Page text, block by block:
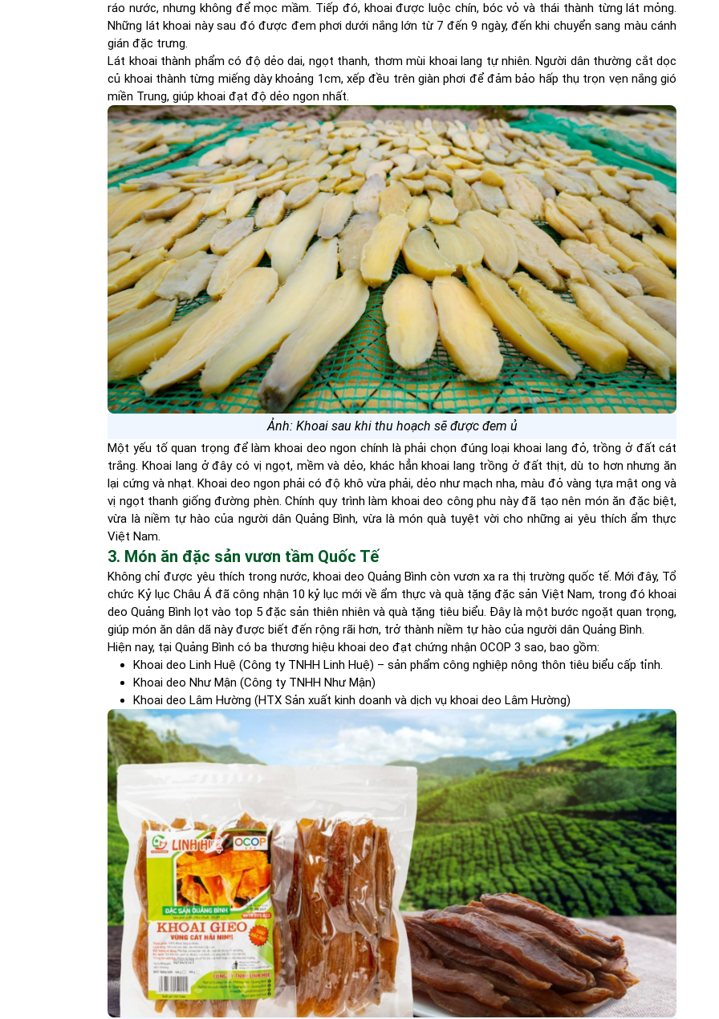
ráo nước, nhưng không để mọc mầm. Tiếp đó, khoai được luộc chín, bóc vỏ và thái thành từng lát mỏng.
Những lát khoai này sau đó được đem phơi dưới nắng lớn từ 7 đến 9 ngày, đến khi chuyển sang màu cánh
gián đặc trưng.
Lát khoai thành phẩm có độ dẻo dai, ngọt thanh, thơm mùi khoai lang tự nhiên. Người dân thường cắt dọc
củ khoai thành từng miếng dày khoảng 1cm, xếp đều trên giàn phơi để đảm bảo hấp thụ trọn vẹn nắng gió
miền Trung, giúp khoai đạt độ dẻo ngon nhất.
Ảnh: Khoai sau khi thu hoạch sẽ được đem ủ
Một yếu tố quan trọng để làm khoai deo ngon chính là phải chọn đúng loại khoai lang đỏ, trồng ở đất cát
trắng. Khoai lang ở đây có vị ngọt, mềm và dẻo, khác hẳn khoai lang trồng ở đất thịt, dù to hơn nhưng ăn
lại cứng và nhạt. Khoai deo ngon phải có độ khô vừa phải, dẻo như mạch nha, màu đỏ vàng tựa mật ong và
vị ngọt thanh giống đường phèn. Chính quy trình làm khoai deo công phu này đã tạo nên món ăn đặc biệt,
vừa là niềm tự hào của người dân Quảng Bình, vừa là món quà tuyệt vời cho những ai yêu thích ẩm thực
Việt Nam.
3. Món ăn đặc sản vươn tầm Quốc Tế
Không chỉ được yêu thích trong nước, khoai deo Quảng Bình còn vươn xa ra thị trường quốc tế. Mới đây, Tổ
chức Kỷ lục Châu Á đã công nhận 10 kỷ lục mới về ẩm thực và quà tặng đặc sản Việt Nam, trong đó khoai
deo Quảng Bình lọt vào top 5 đặc sản thiên nhiên và quà tặng tiêu biểu. Đây là một bước ngoặt quan trọng,
giúp món ăn dân dã này được biết đến rộng rãi hơn, trở thành niềm tự hào của người dân Quảng Bình.
Hiện nay, tại Quảng Bình có ba thương hiệu khoai deo đạt chứng nhận OCOP 3 sao, bao gồm:
Khoai deo Linh Huệ (Công ty TNHH Linh Huệ) – sản phẩm công nghiệp nông thôn tiêu biểu cấp tỉnh.
Khoai deo Như Mận (Công ty TNHH Như Mận)
Khoai deo Lâm Hường (HTX Sản xuất kinh doanh và dịch vụ khoai deo Lâm Hường)